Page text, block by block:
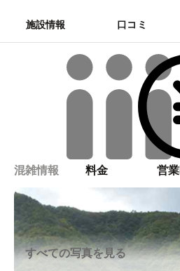
施設情報 口コミ
混雑情報 料金 営
すべての写真を見る